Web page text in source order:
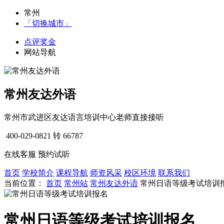
常州
「切换城市」
点评奖金
网站导航
常州友达外语
常州市武进区友达语言培训中心老师直接接听
400-029-0821 转 66787
在线客服 预约试听
首页 学校简介 课程导航 师资风采 校区环境 联系我们
当前位置：
首页 常州站 常州友达外语 常州日语等级考试培训